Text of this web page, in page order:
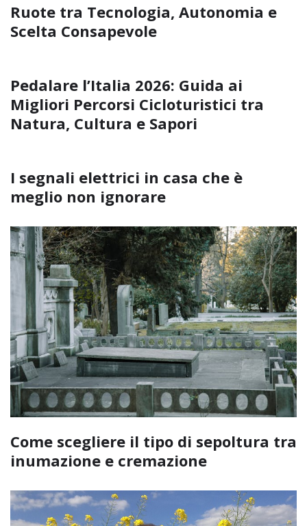
Ruote tra Tecnologia, Autonomia e
Scelta Consapevole
Pedalare l’Italia 2026: Guida ai
Migliori Percorsi Cicloturistici tra
Natura, Cultura e Sapori
I segnali elettrici in casa che è
meglio non ignorare
Come scegliere il tipo di sepoltura tra
inumazione e cremazione